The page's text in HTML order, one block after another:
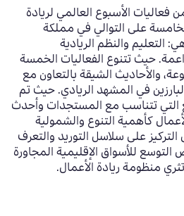
الأسبوع العالمي لريادة
على التوالي في مملكة
التعليم والنظم الريادية
.حيث تتنوع الفعاليات الخمسة
والأحاديث الشيقة بالتعاون مع
في المشهد الريادي.حيث تم
التي تتناسب مع المستجدات وأحدث
كأهمية التنوع والشمولية
التركيز على سلاسل التوريد والتعرف
للأسواق الإقليمية المجاورة
منظومة ريادة الأعمال.